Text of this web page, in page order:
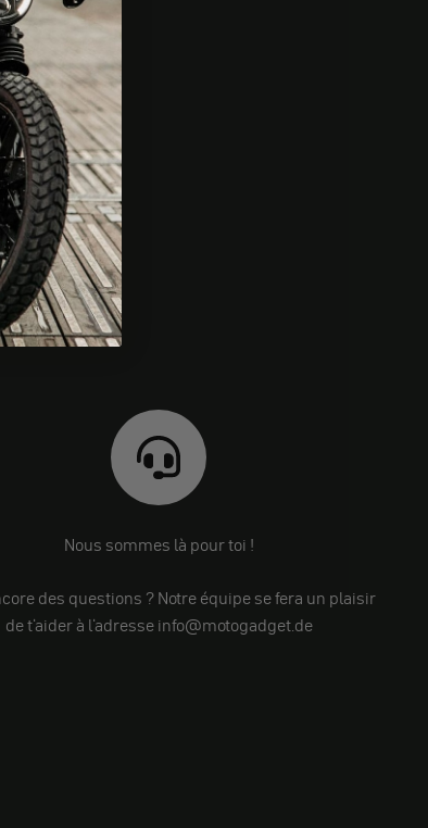
Nous sommes là pour toi !
des questions ? Notre équipe se fera un plaisir
de t'aider à l'adresse info@motogadget.de